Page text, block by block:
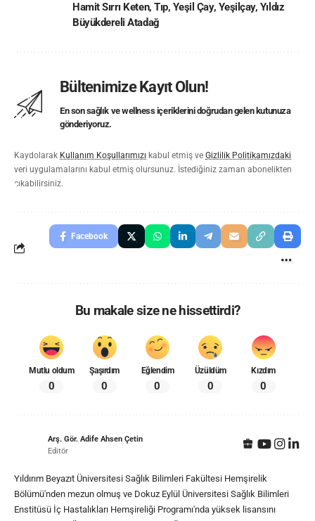
Hamit Sırrı Keten,Tıp, Yeşil Çay, Yeşilçay, Yıldız
Büyükdereli Atadağ
Bültenimize Kayıt Olun!
En son sağlık ve wellness içeriklerini doğrudan gelen kutunuza
gönderiyoruz.
Kaydolarak Kullanım Koşullarımızı kabul etmiş ve Gizlilik Politikamızdaki
veri uygulamalarını kabul etmiş olursunuz. İstediğiniz zaman abonelikten
çıkabilirsiniz.
Facebook
Bu makale size ne hissettirdi?
Mutlu oldum
0
Şaşırdım
0
Eğlendim
0
Üzüldüm
0
Kızdım
0
Arş. Gör. Adife Ahsen Çetin
Editör
Yıldırım Beyazıt Üniversitesi Sağlık Bilimleri Fakültesi Hemşirelik
Bölümü'nden mezun olmuş ve Dokuz Eylül Üniversitesi Sağlık Bilimleri
Enstitüsü İç Hastalıkları Hemşireliği Programı'nda yüksek lisansını